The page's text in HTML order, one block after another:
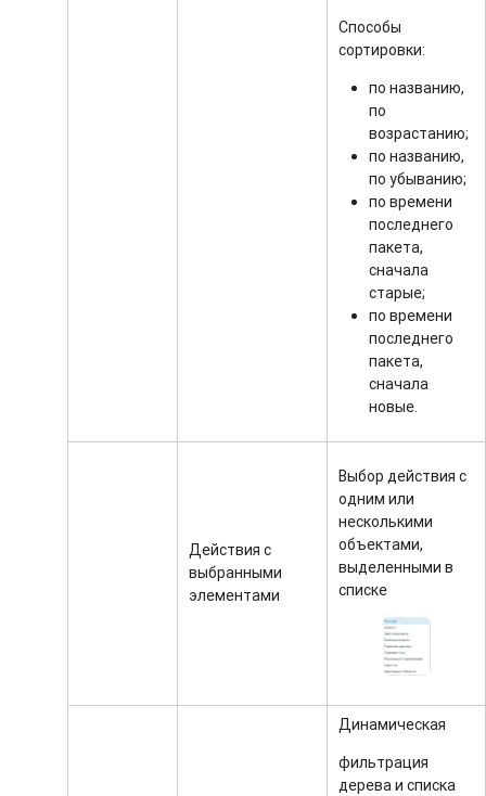
Способы
сортировки:
по названию,
по
возрастанию;
по названию,
по убыванию;
по времени
последнего
пакета,
сначала
старые;
по времени
последнего
пакета,
сначала
новые.
Действия с
выбранными
элементами
Выбор действия с
одним или
несколькими
объектами,
выделенными в
списке
Динамическая
фильтрация
дерева и списка